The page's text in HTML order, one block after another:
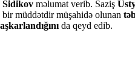
məlumat verib. Saziş
müddətdir müşahidə olunan
da qeyd edib.